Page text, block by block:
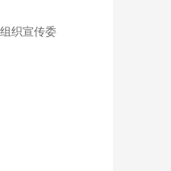
织宣传委